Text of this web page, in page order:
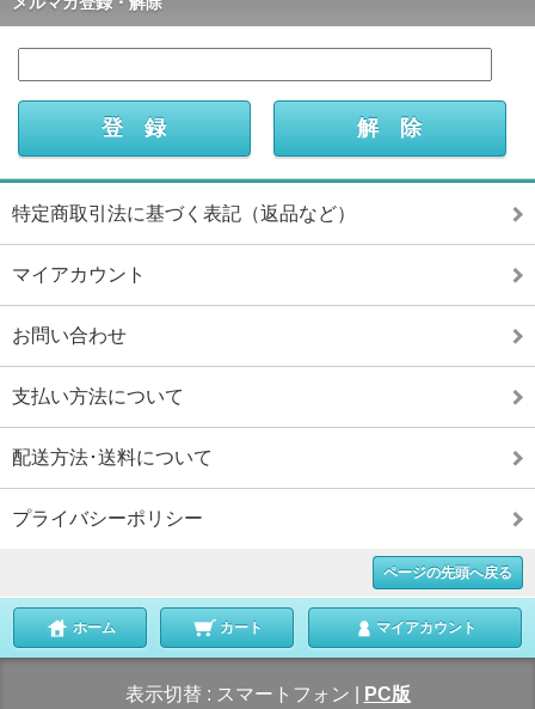
特定商取引法に基づく表記（返品など）
マイアカウント
お問い合わせ
支払い方法について
配送方法･送料について
プライバシーポリシー
ページの先頭へ戻る
ホーム カート マイアカウント
表示切替 : スマートフォン PC版